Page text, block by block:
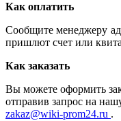
Как оплатить
Сообщите менеджеру
пришлют счет или
Как заказать
Вы можете оформить
отправив запрос на
zakaz@wiki-prom24.ru .